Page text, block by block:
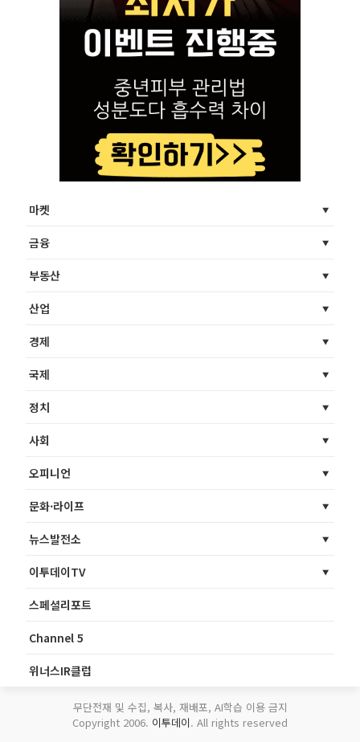
마켓
금융
부동산
산업
경제
국제
정치
사회
오피니언
문화·라이프
뉴스발전소
이투데이TV
스페셜리포트
Channel 5
위너스IR클럽
무단전재 및 수집, 복사, 재배포, AI학습 이용 금지
Copyright 2006. 이투데이. All rights reserved